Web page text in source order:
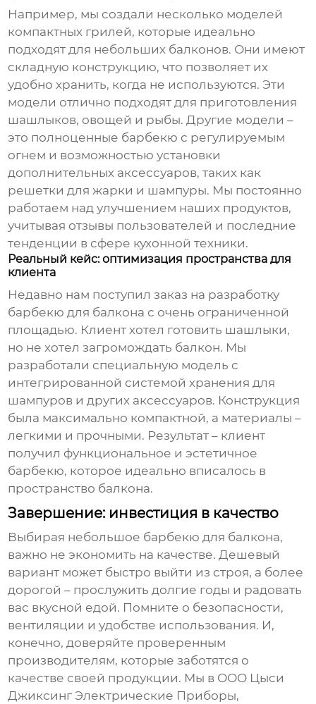
Например, мы создали несколько моделей
компактных грилей, которые идеально
подходят для небольших балконов. Они имеют
складную конструкцию, что позволяет их
удобно хранить, когда не используются. Эти
модели отлично подходят для приготовления
шашлыков, овощей и рыбы. Другие модели –
это полноценные барбекю с регулируемым
огнем и возможностью установки
дополнительных аксессуаров, таких как
решетки для жарки и шампуры. Мы постоянно
работаем над улучшением наших продуктов,
учитывая отзывы пользователей и последние
тенденции в сфере кухонной техники.
Реальный кейс: оптимизация пространства для
клиента
Недавно нам поступил заказ на разработку
барбекю для балкона с очень ограниченной
площадью. Клиент хотел готовить шашлыки,
но не хотел загромождать балкон. Мы
разработали специальную модель с
интегрированной системой хранения для
шампуров и других аксессуаров. Конструкция
была максимально компактной, а материалы –
легкими и прочными. Результат – клиент
получил функциональное и эстетичное
барбекю, которое идеально вписалось в
пространство балкона.
Завершение: инвестиция в качество
Выбирая небольшое барбекю для балкона,
важно не экономить на качестве. Дешевый
вариант может быстро выйти из строя, а более
дорогой – прослужить долгие годы и радовать
вас вкусной едой. Помните о безопасности,
вентиляции и удобстве использования. И,
конечно, доверяйте проверенным
производителям, которые заботятся о
качестве своей продукции. Мы в ООО Цыси
Джиксинг Электрические Приборы,